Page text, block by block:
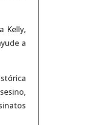
Kelly,
a